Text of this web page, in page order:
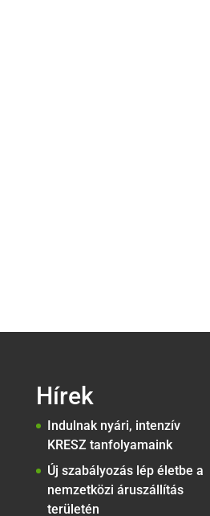
Hírek
Indulnak nyári, intenzív
KRESZ tanfolyamaink
Új szabályozás lép életbe a
nemzetközi áruszállítás
területén